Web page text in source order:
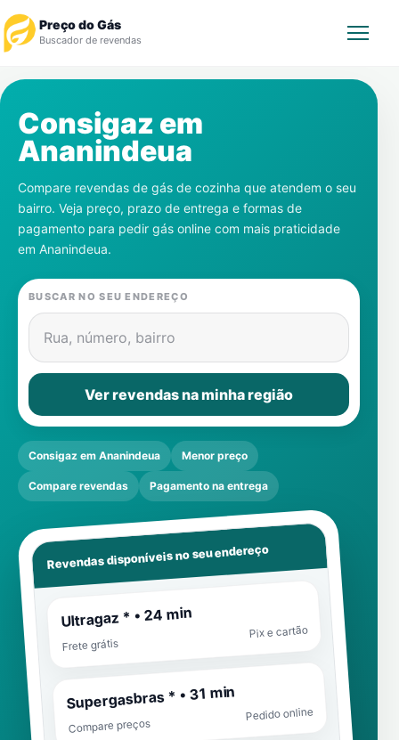
Preço do Gás
Buscador de revendas
Revendedor
Notícias
Cadastre-se
Gás
Contatos
Consigaz em
Ananindeua
Compare revendas de gás de cozinha que atendem o seu
bairro. Veja preço, prazo de entrega e formas de
pagamento para pedir gás online com mais praticidade
em Ananindeua.
BUSCAR NO SEU ENDEREÇO
Rua, número, bairro
Ver revendas na minha região
Consigaz em Ananindeua Menor preço
Compare revendas Pagamento na entrega
Revendas disponíveis no seu endereço
Ultragaz * • 24 min
Frete grátis
Pix e cartão
Supergasbras * • 31 min
Compare preços
Pedido online